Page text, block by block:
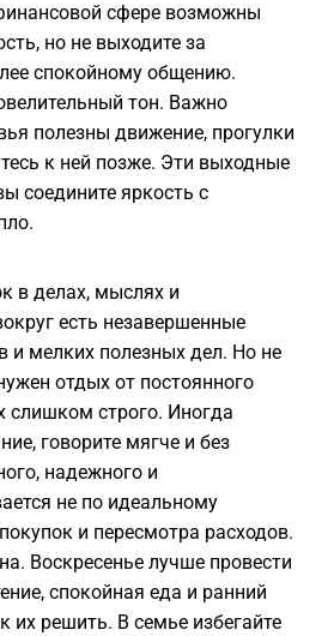
сфере возможны
но не выходите за
спокойному общению.
тон. Важно
полезны движение, прогулки
к ней позже. Эти выходные
соедините яркость с
в делах, мыслях и
есть незавершенные
и мелких полезных дел. Но не
отдых от постоянного
слишком строго. Иногда
говорите мягче и без
надежного и
не по идеальному
и пересмотра расходов.
Воскресенье лучше провести
спокойная еда и ранний
их решить. В семье избегайте